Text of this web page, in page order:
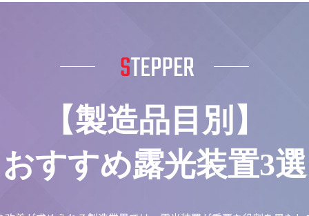
【製造品目別】
おすすめ露光装置3選